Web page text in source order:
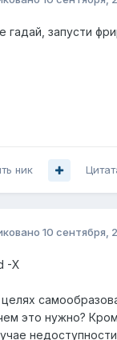
гадай, запусти
ник
10 сентября,
-X
это нужно?